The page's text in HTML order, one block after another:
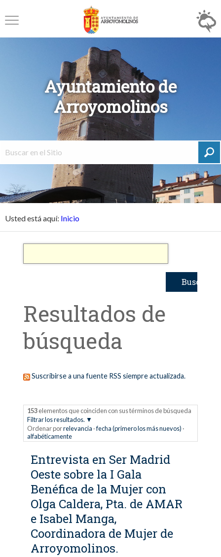
Ayuntamiento de
Arroyomolinos
Usted está aquí: Inicio
Resultados de
búsqueda
Suscribirse a una fuente RSS siempre actualizada.
153elementos que coinciden con sus términos de búsqueda
Filtrar los resultados.
Ordenar porrelevancia ·fecha (primero los más nuevos) ·
alfabéticamente
Entrevista en Ser Madrid
Oeste sobre la I Gala
Benéfica de la Mujer con
Olga Caldera, Pta. de AMAR
e Isabel Manga,
Coordinadora de Mujer de
Arroyomolinos.